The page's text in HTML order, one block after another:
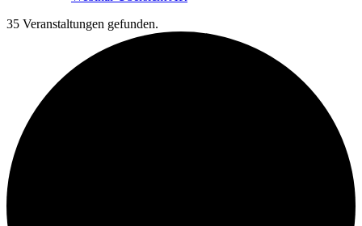
35 Veranstaltungen gefunden.